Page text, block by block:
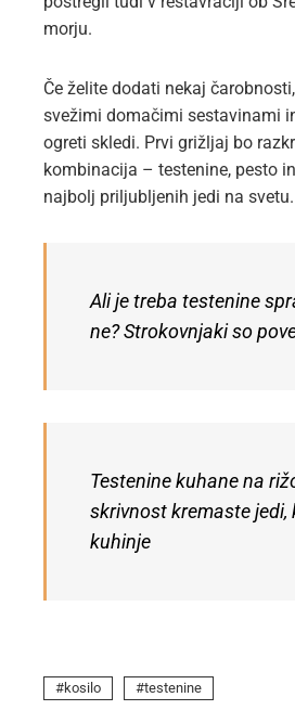
morju.
Če želite dodati nekaj
svežimi domačimi sestavinami
ogreti skledi. Prvi grižljaj bo
kombinacija – testenine, pesto
najbolj priljubljenih jedi na svetu.
Ali je treba testenine
ne? Strokovnjaki so
Testenine kuhane na
skrivnost kremaste jedi,
kuhinje
kosilo testenine